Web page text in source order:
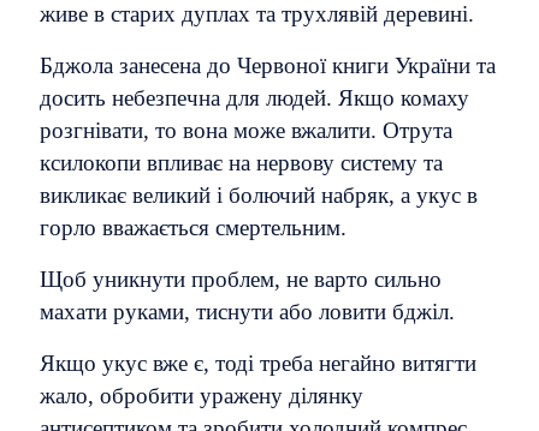
живе в старих дуплах та трухлявій деревині.
Бджола занесена до Червоної книги України та
досить небезпечна для людей. Якщо комаху
розгнівати, то вона може вжалити. Отрута
ксилокопи впливає на нервову систему та
викликає великий і болючий набряк, а укус в
горло вважається смертельним.
Щоб уникнути проблем, не варто сильно
махати руками, тиснути або ловити бджіл.
Якщо укус вже є, тоді треба негайно витягти
жало, обробити уражену ділянку